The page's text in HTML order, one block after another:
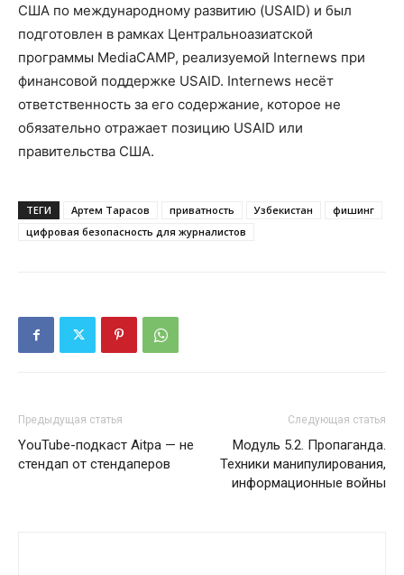
США по международному развитию (USAID) и был
подготовлен в рамках Центральноазиатской
программы MediaCAMP, реализуемой Internews при
финансовой поддержке USAID. Internews несёт
ответственность за его содержание, которое не
обязательно отражает позицию USAID или
правительства США.
ТЕГИ Артем Тарасов приватность Узбекистан
фишинг
цифровая безопасность для журналистов
Предыдущая статья
YouTube-подкаст Aitpa — не
стендап от стендаперов
Следующая статья
Модуль 5.2. Пропаганда.
Техники манипулирования,
информационные войны